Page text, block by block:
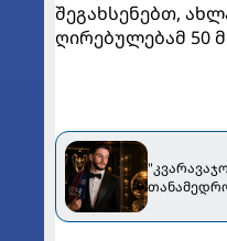
შეგახსენებთ,
ღირებულებამ 50